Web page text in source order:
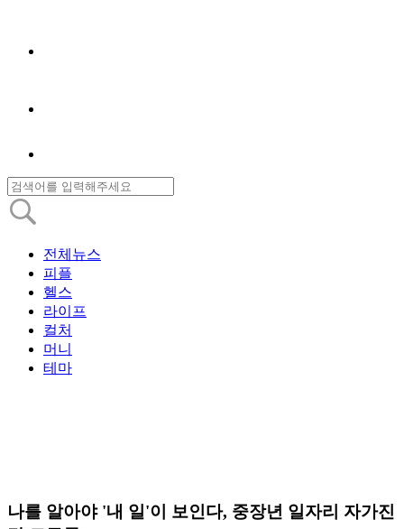
전체뉴스
피플
헬스
라이프
컬처
머니
테마
나를 알아야 '내 일'이 보인다, 중장년 일자리 자가진